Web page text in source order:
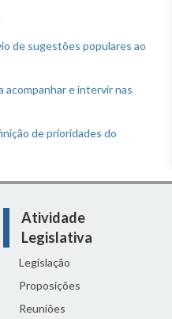
de sugestões populares ao
acompanhar e intervir nas
de prioridades do
Atividade
Legislativa
Legislação
Proposições
Reuniões